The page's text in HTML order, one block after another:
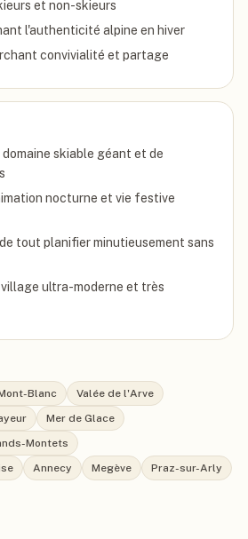
et non-skieurs
l'authenticité alpine en hiver
convivialité et partage
skiable géant et de
nocturne et vie festive
tout planifier minutieusement sans
ultra-moderne et très
Blanc
Valée de l'Arve
Mer de Glace
Montets
Annecy Megève
Praz-sur-Arly